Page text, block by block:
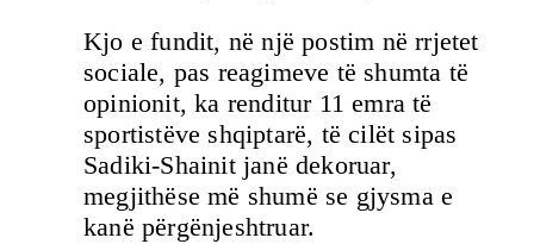
Kjo e fundit, në një postim në rrjetet
sociale, pas reagimeve të shumta të
opinionit, ka renditur 11 emra të
sportistëve shqiptarë, të cilët sipas
Sadiki-Shainit janë dekoruar,
megjithëse më shumë se gjysma e
kanë përgënjeshtruar.